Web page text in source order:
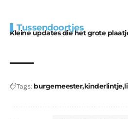
Tussendoortjes
Kleine updates die het grote
voor kabouters
Tags: burgemeesterkinderlintje